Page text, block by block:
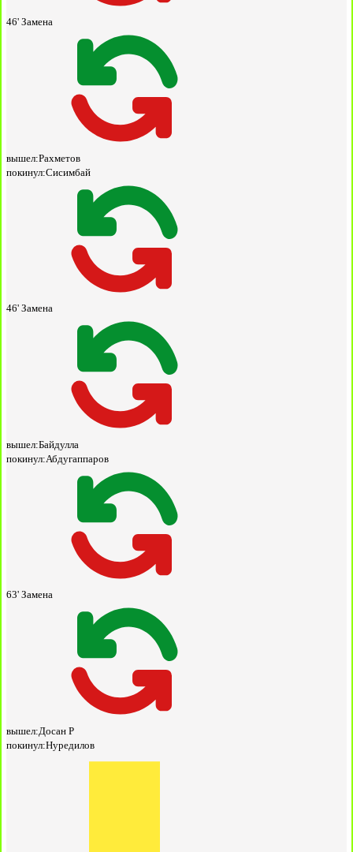
46' Замена
вышел:Рахметов
покинул:Сисимбай
46' Замена
вышел:Байдулла
покинул:Абдугаппаров
63' Замена
вышел:Досан Р
покинул:Нуредилов